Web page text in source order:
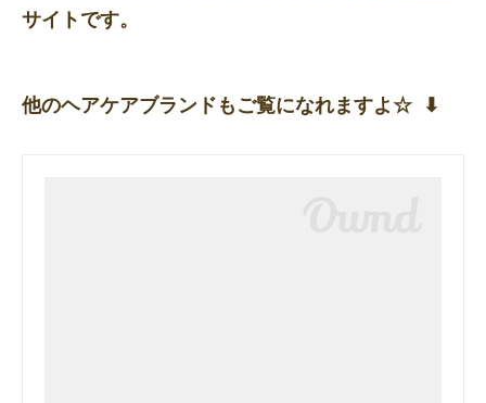
サイトです。
他のヘアケアブランドもご覧になれますよ☆ ⬇︎